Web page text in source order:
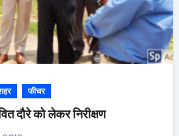
फीचर
दौरे को लेकर निरीक्षण